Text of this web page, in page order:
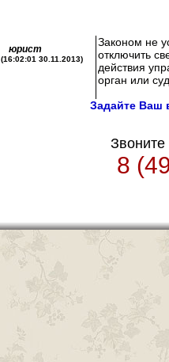
юрист
(16:02:01 30.11.2013)
Законом не
отключить
действия
орган или суд.
Задайте Ваш
Звоните
8